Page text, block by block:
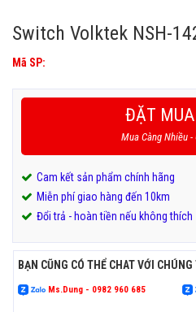
Switch Volktek NSH-
Mã SP:
ĐẶT
Mua Càng Nhiều -
Cam kết sản phẩm chính hãng
Miễn phí giao hàng đến 10km
Đổi trả - hoàn tiền nếu không thích
BẠN CŨNG CÓ THỂ CHAT VỚI CHÚNG
Ms.Dung - 0982 960 685